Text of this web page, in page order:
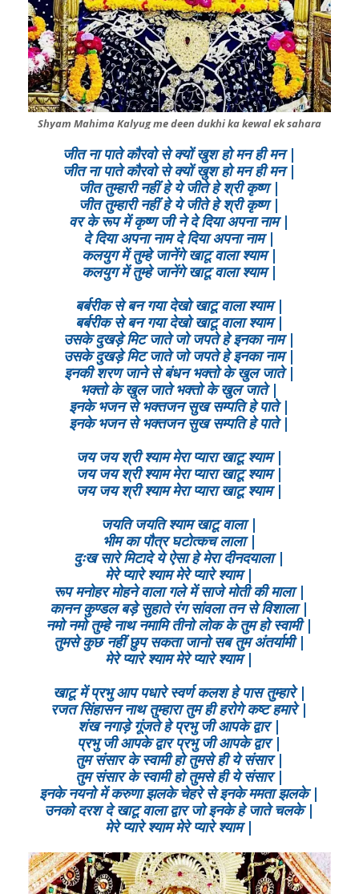
Shyam Mahima Kalyug me deen dukhi ka kewal ek sahara
जीत ना पाते कौरवो से क्यों खुश हो मन ही मन |
जीत ना पाते कौरवो से क्यों खुश हो मन ही मन |
जीत तुम्हारी नहीं हे ये जीते हे श्री कृष्ण |
जीत तुम्हारी नहीं हे ये जीते हे श्री कृष्ण |
वर के रूप में कृष्ण जी ने दे दिया अपना नाम |
दे दिया अपना नाम दे दिया अपना नाम |
कलयुग में तुम्हे जानेंगे खाटू वाला श्याम |
कलयुग में तुम्हे जानेंगे खाटू वाला श्याम |
बर्बरीक से बन गया देखो खाटू वाला श्याम |
बर्बरीक से बन गया देखो खाटू वाला श्याम |
उसके दुखड़े मिट जाते जो जपते हे इनका नाम |
उसके दुखड़े मिट जाते जो जपते हे इनका नाम |
इनकी शरण जाने से बंधन भक्तो के खुल जाते |
भक्तो के खुल जाते भक्तो के खुल जाते |
इनके भजन से भक्तजन सुख सम्पति हे पाते |
इनके भजन से भक्तजन सुख सम्पति हे पाते |
जय जय श्री श्याम मेरा प्यारा खाटू श्याम |
जय जय श्री श्याम मेरा प्यारा खाटू श्याम |
जय जय श्री श्याम मेरा प्यारा खाटू श्याम |
जयति जयति श्याम खाटू वाला |
भीम का पौत्र घटोत्कच लाला |
दुःख सारे मिटादे ये ऐसा हे मेरा दीनदयाला |
मेरे प्यारे श्याम मेरे प्यारे श्याम |
रूप मनोहर मोहने वाला गले में साजे मोती की माला |
कानन कुण्डल बड़े सुहाते रंग सांवला तन से विशाला |
नमो नमो तुम्हे नाथ नमामि तीनो लोक के तुम हो स्वामी |
तुमसे कुछ नहीं छुप सकता जानो सब तुम अंतर्यामी |
मेरे प्यारे श्याम मेरे प्यारे श्याम |
खाटू में प्रभु आप पधारे स्वर्ण कलश हे पास तुम्हारे |
रजत सिंहासन नाथ तुम्हारा तुम ही हरोगे कष्ट हमारे |
शंख नगाड़े गूंजते हे प्रभु जी आपके द्वार |
प्रभु जी आपके द्वार प्रभु जी आपके द्वार |
तुम संसार के स्वामी हो तुमसे ही ये संसार |
तुम संसार के स्वामी हो तुमसे ही ये संसार |
इनके नयनो में करुणा झलके चेहरे से इनके ममता झलके |
उनको दरश दे खाटू वाला द्वार जो इनके हे जाते चलके |
मेरे प्यारे श्याम मेरे प्यारे श्याम |